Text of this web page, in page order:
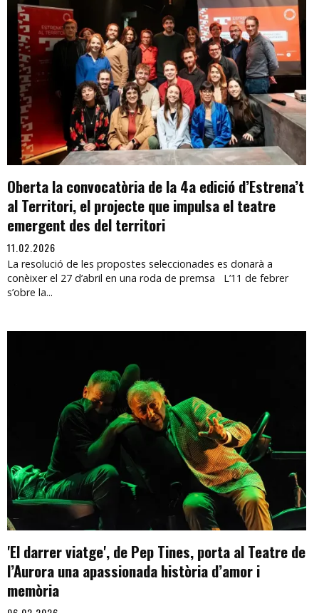
Oberta la convocatòria de la 4a edició d’Estrena’t
al Territori, el projecte que impulsa el teatre
emergent des del territori
11.02.2026
La resolució de les propostes seleccionades es donarà a
conèixer el 27 d’abril en una roda de premsa L’11 de febrer
s’obre la...
'El darrer viatge', de Pep Tines, porta al Teatre de
l’Aurora una apassionada història d’amor i
memòria